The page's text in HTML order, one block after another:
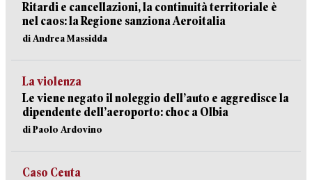
Ritardi e cancellazioni, la continuità territoriale è
nel caos: la Regione sanziona Aeroitalia
di Andrea Massidda
La violenza
Le viene negato il noleggio dell’auto e aggredisce la
dipendente dell’aeroporto: choc a Olbia
di Paolo Ardovino
Caso Ceuta